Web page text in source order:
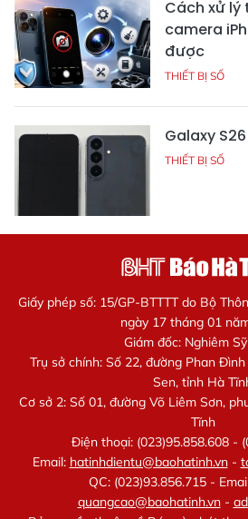
Cách xử
camera
được
THIẾT BỊ SỐ
Galaxy
THIẾT BỊ SỐ
Giấy phép số: 15/GP-BTTTT do Bộ
ngày 17 tháng 01
Giám đốc: Nghiêm
Trụ sở chính: Số 22, đường Phan
Sen, tỉnh Hà
Cơ sở 2: Số 01, đường Võ Liêm Sơn,
Tĩnh
Điện thoại: (023)95.858.608 -
Email: hatinhdientu@baohatinh.vn-
QC: (023)93.856.715 -
quangcao@baohatinh.vn-